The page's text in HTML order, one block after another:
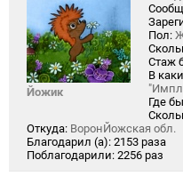
Йожик
Пол:
Стаж
В
Где
Откуда: ВоронЙожская обл.
Благодарил (а): 2153 раза
Поблагодарили: 2256 раз